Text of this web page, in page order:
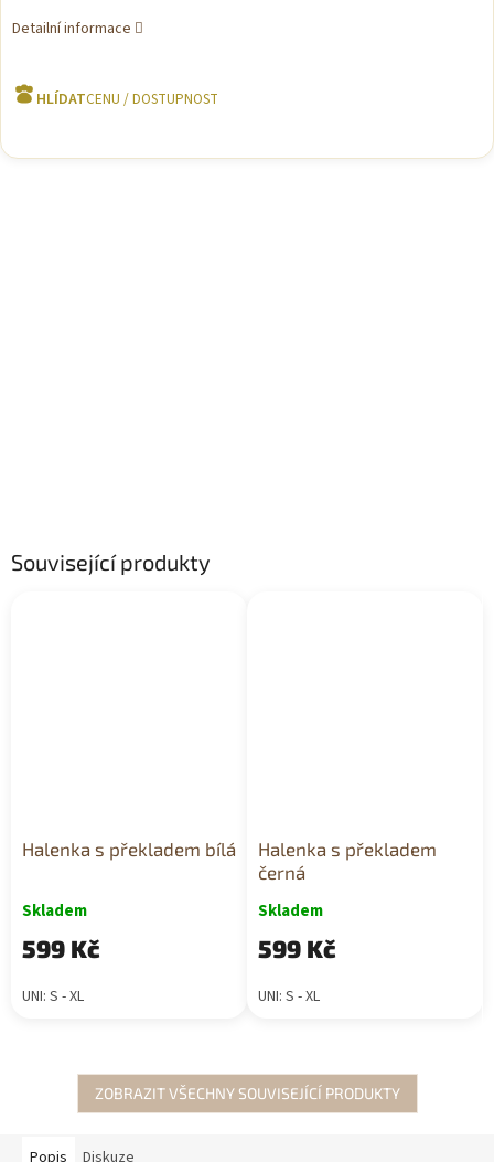
Detailní informace
HLÍDAT
Související produkty
Halenka s překladem bílá
Skladem
599 Kč
UNI: S - XL
Halenka s překladem
černá
Skladem
599 Kč
UNI: S - XL
ZOBRAZIT VŠECHNY SOUVISEJÍCÍ PRODUKTY